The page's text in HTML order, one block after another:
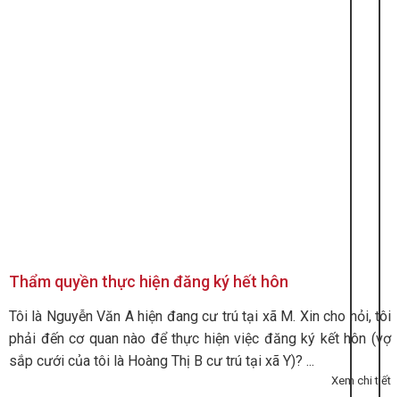
Thẩm quyền thực hiện đăng ký hết hôn
Tôi là Nguyễn Văn A hiện đang cư trú tại xã M. Xin cho hỏi, tôi
phải đến cơ quan nào để thực hiện việc đăng ký kết hôn (vợ
sắp cưới của tôi là Hoàng Thị B cư trú tại xã Y)? ...
Xem chi tiết